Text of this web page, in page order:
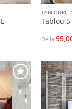
TABLOURI
Tablou 5
De la
Adaugă